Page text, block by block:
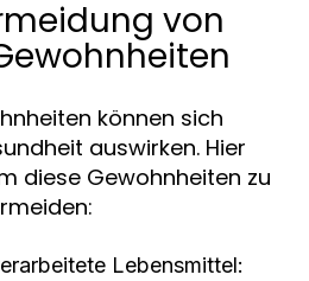
von
können sich
auswirken. Hier
diese Gewohnheiten zu
Lebensmittel: